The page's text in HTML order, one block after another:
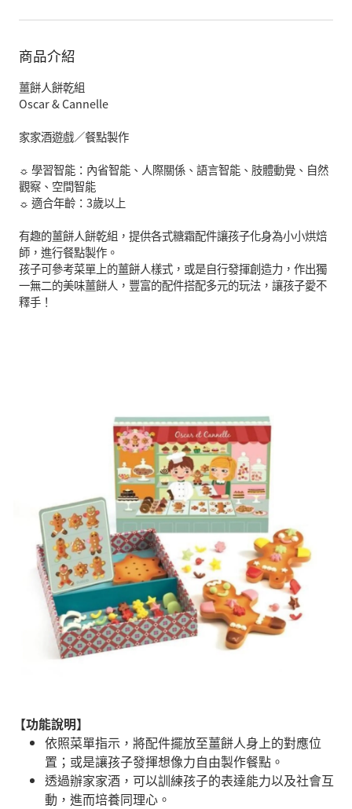
商品介紹
薑餅人餅乾組
Oscar & Cannelle
家家酒遊戲／餐點製作
☼ 學習智能：內省智能、人際關係、語言智能、肢體動覺、自然
觀察、空間智能
☼ 適合年齡：3歲以上
有趣的薑餅人餅乾組，提供各式糖霜配件讓孩子化身為小小烘焙
師，進行餐點製作。
孩子可參考菜單上的薑餅人樣式，或是自行發揮創造力，作出獨
一無二的美味薑餅人，豐富的配件搭配多元的玩法，讓孩子愛不
釋手！
【功能說明】
依照菜單指示，將配件擺放至薑餅人身上的對應位
置；或是讓孩子發揮想像力自由製作餐點。
透過辦家家酒，可以訓練孩子的表達能力以及社會互
動，進而培養同理心。